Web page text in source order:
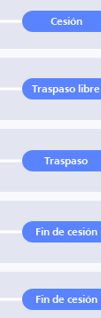
Cesión
Traspaso libre
Traspaso
Fin de cesión
Fin de cesión